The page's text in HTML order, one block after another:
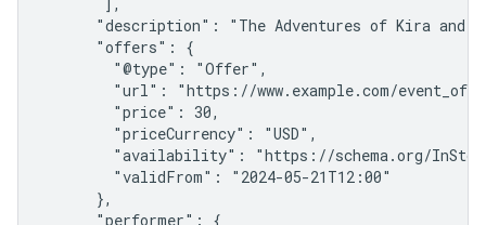
"description": "The Adventures of Kira and
      "offers": {
        "@type": "Offer",
"url": "https://www.example.com/
        "price": 30,
        "priceCurrency": "USD",
"availability": "https://schema.org/
        "validFrom": "2024-05-21T12:00"
      },
      "performer": {